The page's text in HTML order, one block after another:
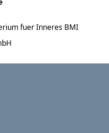
fuer Inneres BMI